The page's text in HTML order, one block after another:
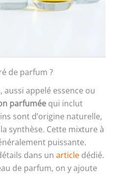
de parfum ?
appelé essence ou
parfuméequi inclut
sont d’origine naturelle,
synthèse. Cette mixture à
puissante.
dans un articledédié.
de parfum, on y ajoute